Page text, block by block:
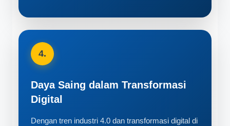
4.
Daya Saing dalam Transformasi
Digital
Dengan tren industri 4.0 dan transformasi digital di